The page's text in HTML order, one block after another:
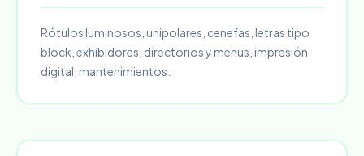
Rótulos luminosos, unipolares, cenefas, letras tipo
block, exhibidores, directorios y menus, impresión
digital, mantenimientos.